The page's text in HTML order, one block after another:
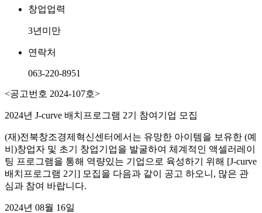
창업업력
3년미만
연락처
063-220-8951
<공고번호 2024-107호>
2024년 J-curve 배치프로그램 2기 참여기업 모집
(재)전북창조경제혁신센터에서는 유망한 아이템을 보유한 (예
비)창업자 및 초기 창업기업을 발굴하여 체계적인 액셀러레이
팅 프로그램을 통해 역량있는 기업으로 육성하기 위해 [J-curve
배치프로그램 2기] 모집을 다음과 같이 공고 하오니, 많은 관
심과 참여 바랍니다.
2024년 08월 16일